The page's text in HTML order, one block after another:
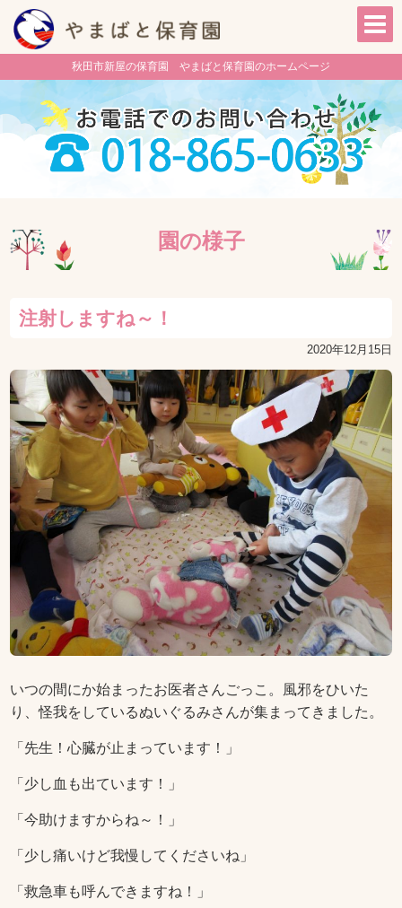
秋田市新屋の保育園 やまばと保育園のホームページ
園の様子
注射しますね～！
2020年12月15日
いつの間にか始まったお医者さんごっこ。風邪をひいた
り、怪我をしているぬいぐるみさんが集まってきました。
「先生！心臓が止まっています！」
「少し血も出ています！」
「今助けますからね～！」
「少し痛いけど我慢してくださいね」
「救急車も呼んできますね！」